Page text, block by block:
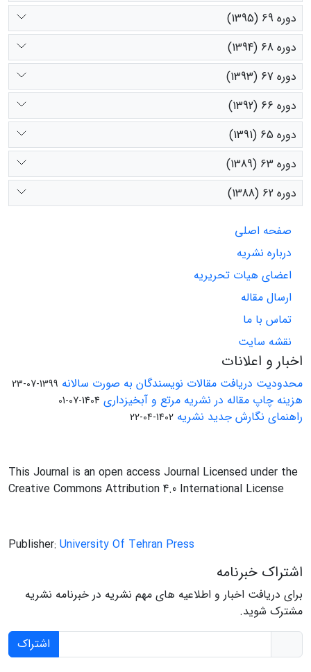
دوره 69 (1395)
دوره 68 (1394)
دوره 67 (1393)
دوره 66 (1392)
دوره 65 (1391)
دوره 63 (1389)
دوره 62 (1388)
صفحه اصلی
درباره نشریه
اعضای هیات تحریریه
ارسال مقاله
تماس با ما
نقشه سایت
اخبار و اعلانات
محدودیت دریافت مقالات نویسندگان به صورت سالانه 1399-07-23
هزینه چاپ مقاله در نشریه مرتع و آبخیزداری 1404-07-01
راهنمای نگارش جدید نشریه 1402-04-22
This Journal is an open access Journal Licensed under the
Creative Commons Attribution 4.0 International License
Publisher: University Of Tehran Press
اشتراک خبرنامه
برای دریافت اخبار و اطلاعیه های مهم نشریه در خبرنامه نشریه
مشترک شوید.
اشتراک